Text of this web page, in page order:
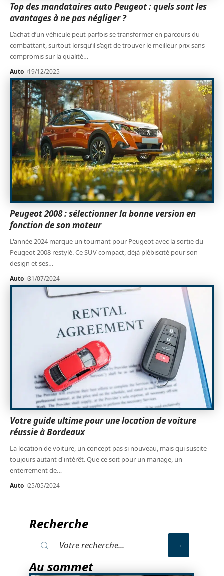
Top des mandataires auto Peugeot : quels sont les
avantages à ne pas négliger ?
L’achat d’un véhicule peut parfois se transformer en parcours du
combattant, surtout lorsqu’il s’agit de trouver le meilleur prix sans
compromis sur la qualité…
Auto 19/12/2025
Peugeot 2008 : sélectionner la bonne version en
fonction de son moteur
L'année 2024 marque un tournant pour Peugeot avec la sortie du
Peugeot 2008 restylé. Ce SUV compact, déjà plébiscité pour son
design et ses…
Auto 31/07/2024
Votre guide ultime pour une location de voiture
réussie à Bordeaux
La location de voiture, un concept pas si nouveau, mais qui suscite
toujours autant d'intérêt. Que ce soit pour un mariage, un
enterrement de…
Auto 25/05/2024
Recherche
Au sommet